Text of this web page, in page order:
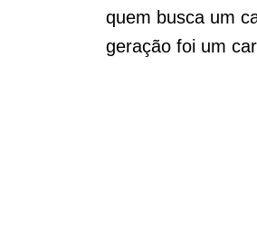
quem busca um
geração foi um